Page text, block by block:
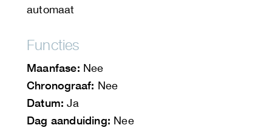
automaat
Functies
Maanfase: Nee
Chronograaf: Nee
Datum: Ja
Dag aanduiding: Nee